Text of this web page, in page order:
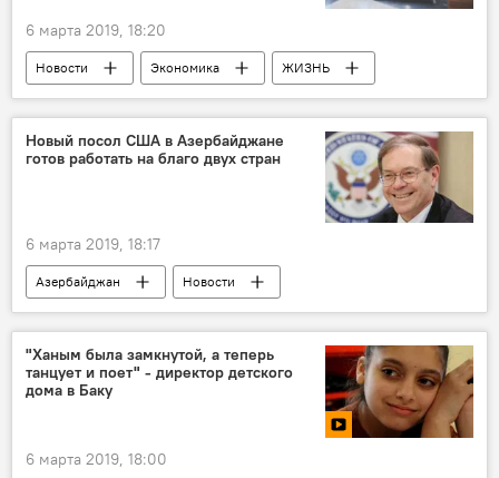
6 марта 2019, 18:20
Новости Экономика
ЖИЗНЬ
Водоснабжение
ОАО Azərsu
Гарадагский район
Новый посол США в Азербайджане
готов работать на благо двух стран
6 марта 2019, 18:17
Азербайджан
Новости
Новости мира
Политика
"Ханым была замкнутой, а теперь
танцует и поет" - директор детского
дома в Баку
6 марта 2019, 18:00